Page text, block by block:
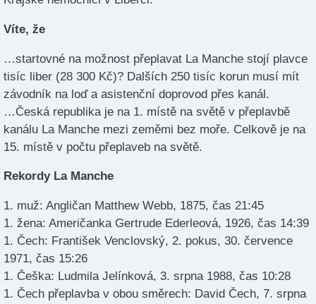
Víte, že
…startovné na možnost přeplavat La Manche stojí plavce
tisíc liber (28 300 Kč)? Dalších 250 tisíc korun musí mít
závodník na loď a asistenční doprovod přes kanál.
…Česká republika je na 1. místě na světě v přeplavbě
kanálu La Manche mezi zeměmi bez moře. Celkově je na
15. místě v počtu přeplaveb na světě.
Rekordy La Manche
1. muž: Angličan Matthew Webb, 1875, čas 21:45
1. žena: Američanka Gertrude Ederleová, 1926, čas 14:39
1. Čech: František Venclovský, 2. pokus, 30. července
1971, čas 15:26
1. Češka: Ludmila Jelínková, 3. srpna 1988, čas 10:28
1. Čech přeplavba v obou směrech: David Čech, 7. srpna